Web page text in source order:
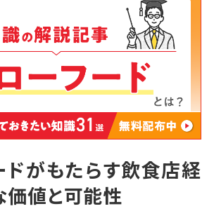
ドがもたらす飲食店経
価値と可能性